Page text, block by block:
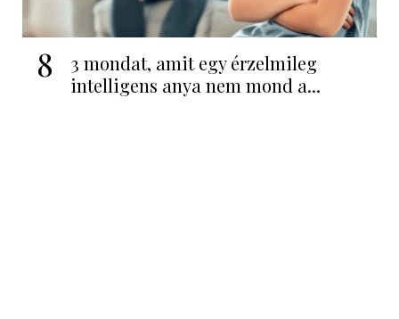
8
3 mondat, amit egy érzelmileg
intelligens anya nem mond a...